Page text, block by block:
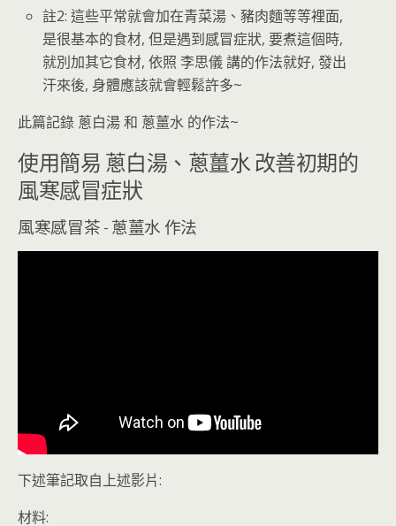
註2: 這些平常就會加在青菜湯、豬肉麵等等裡面,
是很基本的食材, 但是遇到感冒症狀, 要煮這個時,
就別加其它食材, 依照 李思儀 講的作法就好, 發出
汗來後, 身體應該就會輕鬆許多~
此篇記錄 蔥白湯 和 蔥薑水 的作法~
使用簡易 蔥白湯、蔥薑水 改善初期的
風寒感冒症狀
風寒感冒茶 - 蔥薑水 作法
下述筆記取自上述影片:
材料: